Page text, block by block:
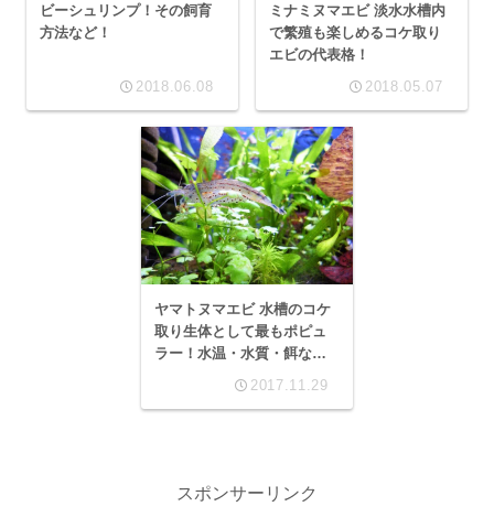
ビーシュリンプ！その飼育
方法など！
2018.06.08
ミナミヌマエビ 淡水水槽内
で繁殖も楽しめるコケ取り
エビの代表格！
2018.05.07
ヤマトヌマエビ 水槽のコケ
取り生体として最もポピュ
ラー！水温・水質・餌など
の飼育方法！
2017.11.29
スポンサーリンク